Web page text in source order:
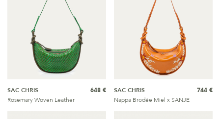
SAC CHRIS
Rosemary Woven Leather
648 €
SAC CHRIS
Nappa Brodée Miel x SANJE
744 €